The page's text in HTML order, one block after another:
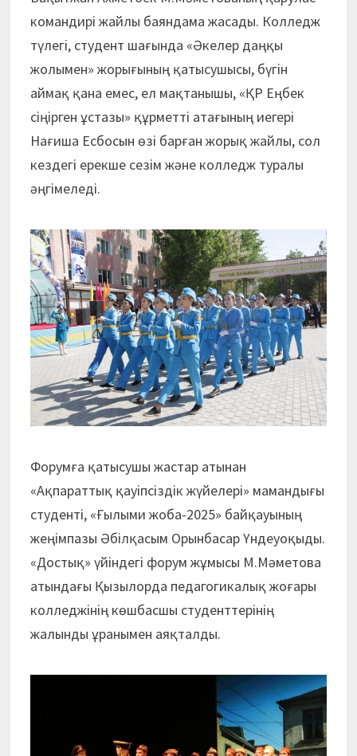
командирі жайлы баяндама жасады. Колледж
түлегі, студент шағында «Әкелер даңқы
жолымен» жорығының қатысушысы, бүгін
аймақ қана емес, ел мақтанышы, «ҚР Еңбек
сіңірген ұстазы» құрметті атағының иегері
Нағиша Есбосын өзі барған жорық жайлы, сол
кездегі ерекше сезім және колледж туралы
әңгімеледі.
Форумға қатысушы жастар атынан
«Ақпараттық қауіпсіздік жүйелері» мамандығы
студенті, «Ғылыми жоба-2025» байқауының
жеңімпазы Әбілқасым Орынбасар Үндеуоқыды.
«Достық» үйіндегі форум жұмысы М.Мәметова
атындағы Қызылорда педагогикалық жоғары
колледжінің көшбасшы студенттерінің
жалынды ұранымен аяқталды.